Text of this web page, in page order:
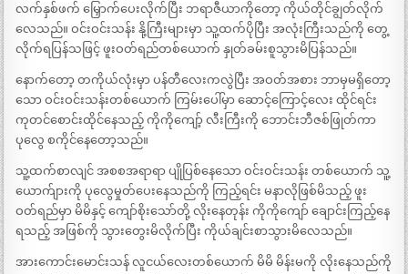
လက်နှစ်ဖက် မြှောက်ပေးလိုက်ပြီး ဘရာဇီယာကိုတော့ ကိုယ်တိုင်ချွတ်လိုက်
လေသည်။ ဝင်းဝင်းသန်း နို့ကြီးများမှာ သူ့ထက်ပိုပြီး အလုံးကြီးသည်ကို တွေ့
လိုက်ရပြန်သဖြင့် ဖူးဝတ်ရည်တစ်ယောက် နှုတ်ခမ်းစူသွားမိပြန်သည်။
နောက်တော့ တကိုယ်လုံးမှာ ပန်တီလေးကလွဲပြီး အဝတ်အစား ဘာမှမရှိတော့
သော ဝင်းဝင်းသန်းတစ်ယောက် ကြမ်းပေါ်မှာ ဆောင့်ကြောင့်လေး ထိုင်ရင်း
ကုတင်စောင်းထိုင်နေသည့် ကိုကိုကျော့် လီးကြီးကို ဘောင်းဘီဇစ်ဖြုတ်ကာ
ပုလွေ စကိုင်နေတော့သည်။
သူ့ထက်စာလျင် အစစအရာရာ ပျိုပြစ်နေသော ဝင်းဝင်းသန်း တစ်ယောက် သူ့
ယောက်ျားကို ပုလွေမှုတ်ပေးနေသည်ကို ကြည့်ရင်း မနာလိုဖြစ်မိသည့် ဖူး
ဝတ်ရည်မှာ မိမိနှင့် ကျော်စိုးသော်တို့ လိုးနေတုန်း ကိုကိုကျော် ချောင်းကြည့်နေ
ရသည့် အဖြစ်ကို သွားတွေးမိလိုက်ပြီး ကိုယ်ချင်းစာသွားမိလေသည်။
အားကောင်းမောင်းသန် လူငယ်လေးတစ်ယောက် မိမိ မိန်းမကို လိုးနေသည်ကို